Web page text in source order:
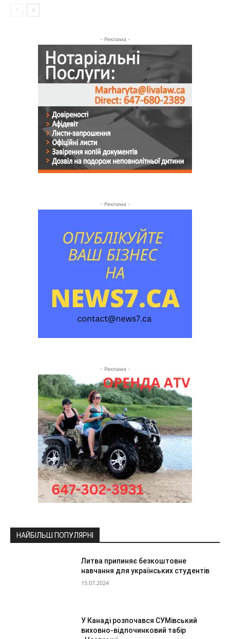
- Реклама -
- Реклама -
- Реклама -
НАЙБІЛЬШ ПОПУЛЯРНІ
Литва припиняє безкоштовне
навчання для українських студентів
15.07.2024
У Канаді розпочався СУМівський
виховно-відпочинковий табір